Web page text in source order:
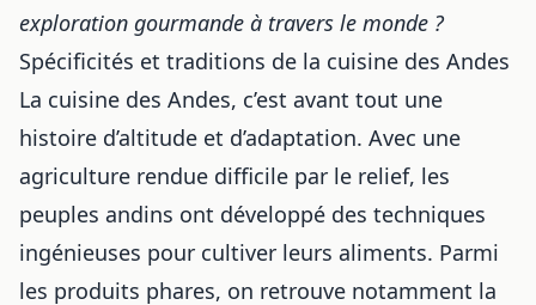
exploration gourmande à travers le monde ?
Spécificités et traditions de la cuisine des Andes
La cuisine des Andes, c’est avant tout une
histoire d’altitude et d’adaptation. Avec une
agriculture rendue difficile par le relief, les
peuples andins ont développé des techniques
ingénieuses pour cultiver leurs aliments. Parmi
les produits phares, on retrouve notamment la